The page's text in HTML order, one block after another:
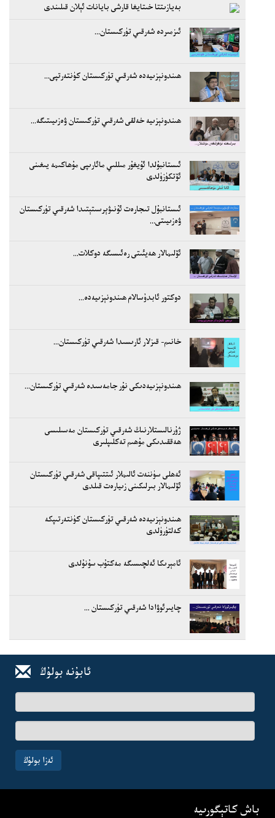
بەيازىتتا خىتايغا قارشى بايانات ئېلان قىلىندى
ئىزمىردە شەرقىي تۈركىستان...
ھىندونېزىيەدە شەرقىي تۈركىستان كۈنتەرتپى...
ھىندونېزىيە خەلقى شەرقىي تۈركىستان ۋەزىيىتىگە...
ئىستانبۇلدا ئۇيغۇر مىللىي مائارىپى مۇھاكىمە يىغىنى
ئۆتكۈزۈلدى
ئىستانبۇل تىجارەت ئۇنىۋېرسىتېتىدا شەرقىي تۈركىستان
ۋەزىيىتى...
ئۆلىمالار ھەيئىتى رەئىسىگە دوكلات...
دوكتور ئابدۇسالام ھىندونېزىيەدە...
خانىم- قىزلار ئارىسىدا شەرقىي تۈركىستان...
ھىندونېزىيەدىكى نۇر جامەسىدە شەرقىي تۈركىستان...
ژۇرنالىستلارنىڭ شەرقىي تۈركىستان مەسىلىسى
ھەققىدىكى مۇھىم تەكلىپلىرى
ئەھلى سۈننەت ئالىملار ئىتتىپاقى شەرقىي تۈركىستان
ئۆلىمالار بىرلىكىنى زىيارەت قىلدى
ھىندونېزىيەدە شەرقىي تۈركىستان كۈنتەرتىپكە
كەلتۈرۈلدى
ئامېرىكا ئەلچىسىگە مەكتۇب سۇنۇلدى
چايىرئوۋادا شەرقىي تۈركىستان ...
ئابۇنە بولۇڭ
ئىسىم-
فامىلىڭىز
ئېلخەت
ئادرىسىڭىز
ئەزا بولۇڭ
باش كاتېگورىيە